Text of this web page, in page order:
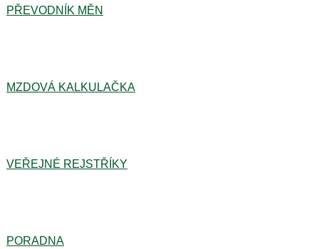
PŘEVODNÍK MĚN
MZDOVÁ KALKULAČKA
VEŘEJNÉ REJSTŘÍKY
PORADNA